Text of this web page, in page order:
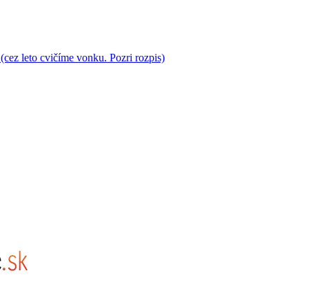
(cez leto cvičíme vonku. Pozri rozpis)